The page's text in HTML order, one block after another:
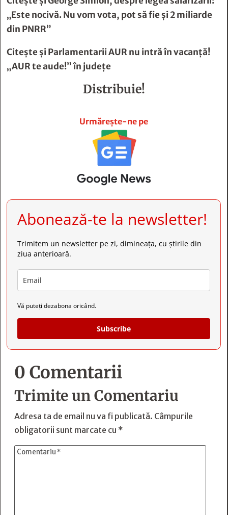
„Este nocivă. Nu vom vota, pot să fie și 2 miliarde
din PNRR”
Citește șiParlamentarii AUR nu intră în vacanță!
„AUR te aude!” în județe
Distribuie!
Urmărește-ne pe
Abonează-te la newsletter!
Trimitem un newsletter pe zi, dimineața, cu știrile din
ziua anterioară.
Vă puteți dezabona oricând.
Subscribe
0 Comentarii
Trimite un Comentariu
Adresa ta de email nu va fi publicată. Câmpurile
obligatorii sunt marcate cu *